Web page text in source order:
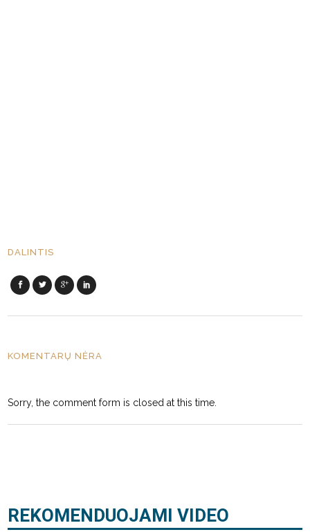
DALINTIS
KOMENTARŲ NĖRA
Sorry, the comment form is closed at this time.
REKOMENDUOJAMI VIDEO